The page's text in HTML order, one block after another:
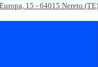
15 - 64015 Nereto